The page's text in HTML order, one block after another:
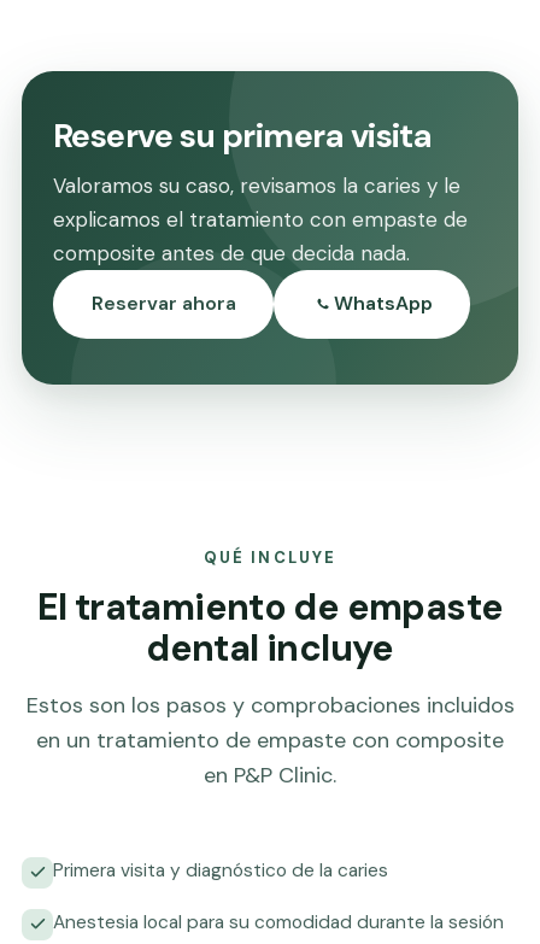
Reserve su primera visita
Valoramos su caso, revisamos la caries y le
explicamos el tratamiento con empaste de
composite antes de que decida nada.
Reservar ahora WhatsApp
QUÉ INCLUYE
El tratamiento de empaste
dental incluye
Estos son los pasos y comprobaciones incluidos
en un tratamiento de empaste con composite
en P&P Clinic.
Primera visita y diagnóstico de la caries
Anestesia local para su comodidad durante la sesión